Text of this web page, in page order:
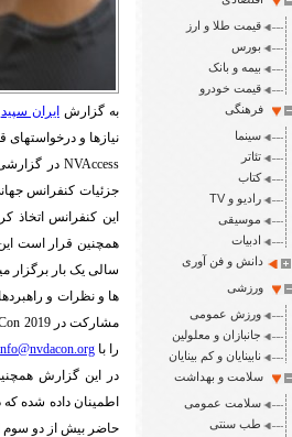
قیمت طلا و ارز
بورس
بیمه و بانک
قیمت خودرو
فرهنگی
سینما
تئاتر
کتاب
رادیو و TV
موسیقی
ادبیات
دانش و فن آوری
ورزشی
ورزش عمومی
جانبازان و معلولین
نابینایان و کم بینایان
سلامت و بهداشت
سلامت عمومی
طب سنتی
به گزارش ایران سپید
نیازها و
NVAccess در
جزئیات کنفرانس
همچنین قرار است
سالی یک بار برگزار
ها و نظرات و
مشارکت در2019
را با
در این گزارش
اطمینان داده شده
حاضر بیش از دو سوم